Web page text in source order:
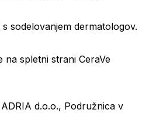
sodelovanjem dermatologov.
na spletni strani CeraVe
ADRIA d.o.o., Podružnica v